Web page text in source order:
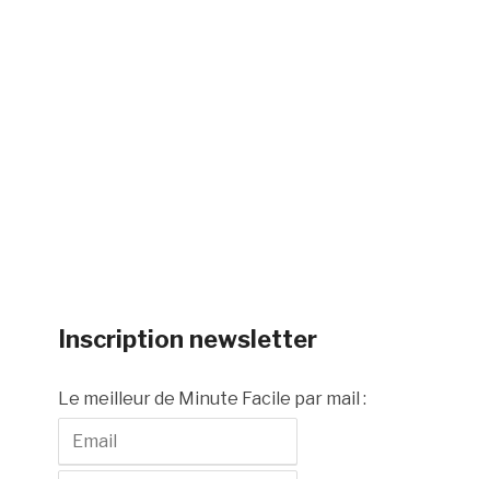
Inscription newsletter
Le meilleur de Minute Facile par mail :